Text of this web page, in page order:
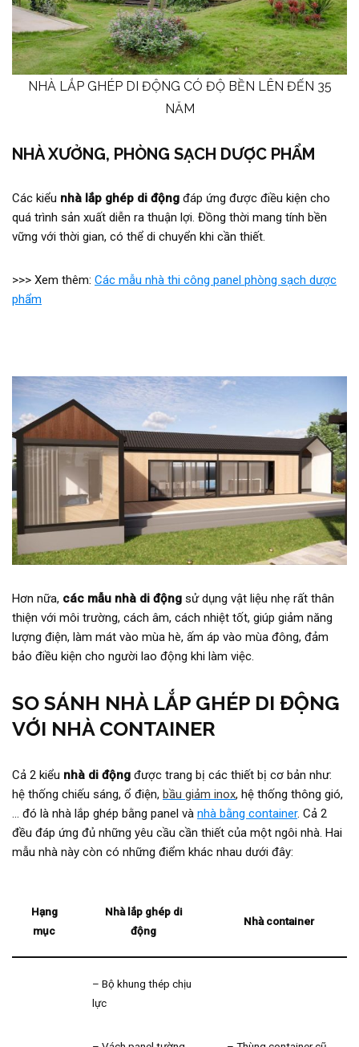
NHÀ LẮP GHÉP DI ĐỘNG CÓ ĐỘ BỀN LÊN ĐẾN 35
NĂM
NHÀ XƯỞNG, PHÒNG SẠCH DƯỢC PHẨM
Các kiểu nhà lắp ghép di động đáp ứng được điều kiện cho
quá trình sản xuất diễn ra thuận lợi. Đồng thời mang tính bền
vững với thời gian, có thể di chuyển khi cần thiết.
>>> Xem thêm: Các mẫu nhà thi công panel phòng sạch dược
phẩm
Hơn nữa, các mẫu nhà di động sử dụng vật liệu nhẹ rất thân
thiện với môi trường, cách âm, cách nhiệt tốt, giúp giảm năng
lượng điện, làm mát vào mùa hè, ấm áp vào mùa đông, đảm
bảo điều kiện cho người lao động khi làm việc.
SO SÁNH NHÀ LẮP GHÉP DI ĐỘNG
VỚI NHÀ CONTAINER
Cả 2 kiểu nhà di động được trang bị các thiết bị cơ bản như:
hệ thống chiếu sáng, ổ điện, bầu giảm inox, hệ thống thông gió,
… đó là nhà lắp ghép bằng panel và nhà bằng container. Cả 2
đều đáp ứng đủ những yêu cầu cần thiết của một ngôi nhà. Hai
mẫu nhà này còn có những điểm khác nhau dưới đây:
Hạng
mục
Nhà lắp ghép di
động
Nhà container
– Bộ khung thép chịu
lực